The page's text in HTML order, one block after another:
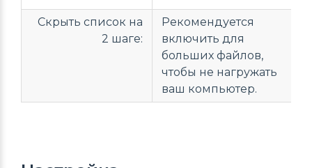
Скрыть список на
2 шаге:
Рекомендуется
включить для
больших файлов,
чтобы не нагружать
ваш компьютер.